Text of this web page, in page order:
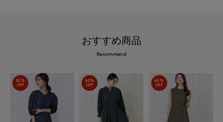
おすすめ商品
Recommend
50%
OFF
60%
OFF
60%
OFF